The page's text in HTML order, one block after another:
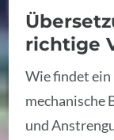
richtige
Wie findet ein
mechanische
und